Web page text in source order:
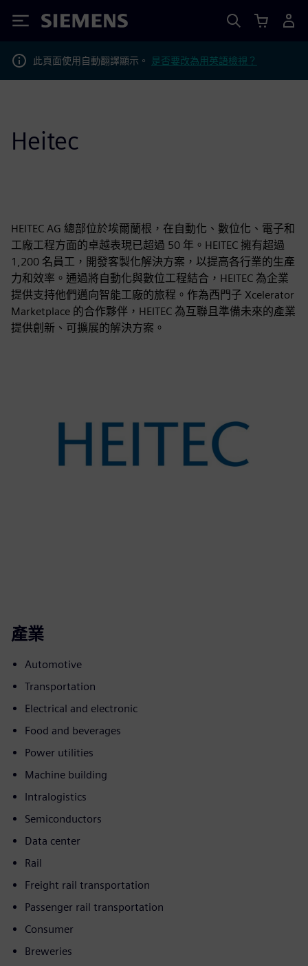
Siemens
此頁面使用自動翻譯顯示。 是否要改為用英語檢視？
Heitec
HEITEC AG 總部位於埃爾蘭根，在自動化、數位化、電子和
工廠工程方面的卓越表現已超過 50 年。HEITEC 擁有超過
1,200 名員工，開發客製化解決方案，以提高各行業的生產
力和效率。通過將自動化與數位工程結合，HEITEC 為企業
提供支持他們邁向智能工廠的旅程。作為西門子 Xcelerator
Marketplace 的合作夥伴，HEITEC 為互聯且準備未來的產業
提供創新、可擴展的解決方案。
產業
Automotive
Transportation
Electrical and electronic
Food and beverages
Power utilities
Machine building
Intralogistics
Semiconductors
Data center
Rail
Freight rail transportation
Passenger rail transportation
Consumer
Breweries